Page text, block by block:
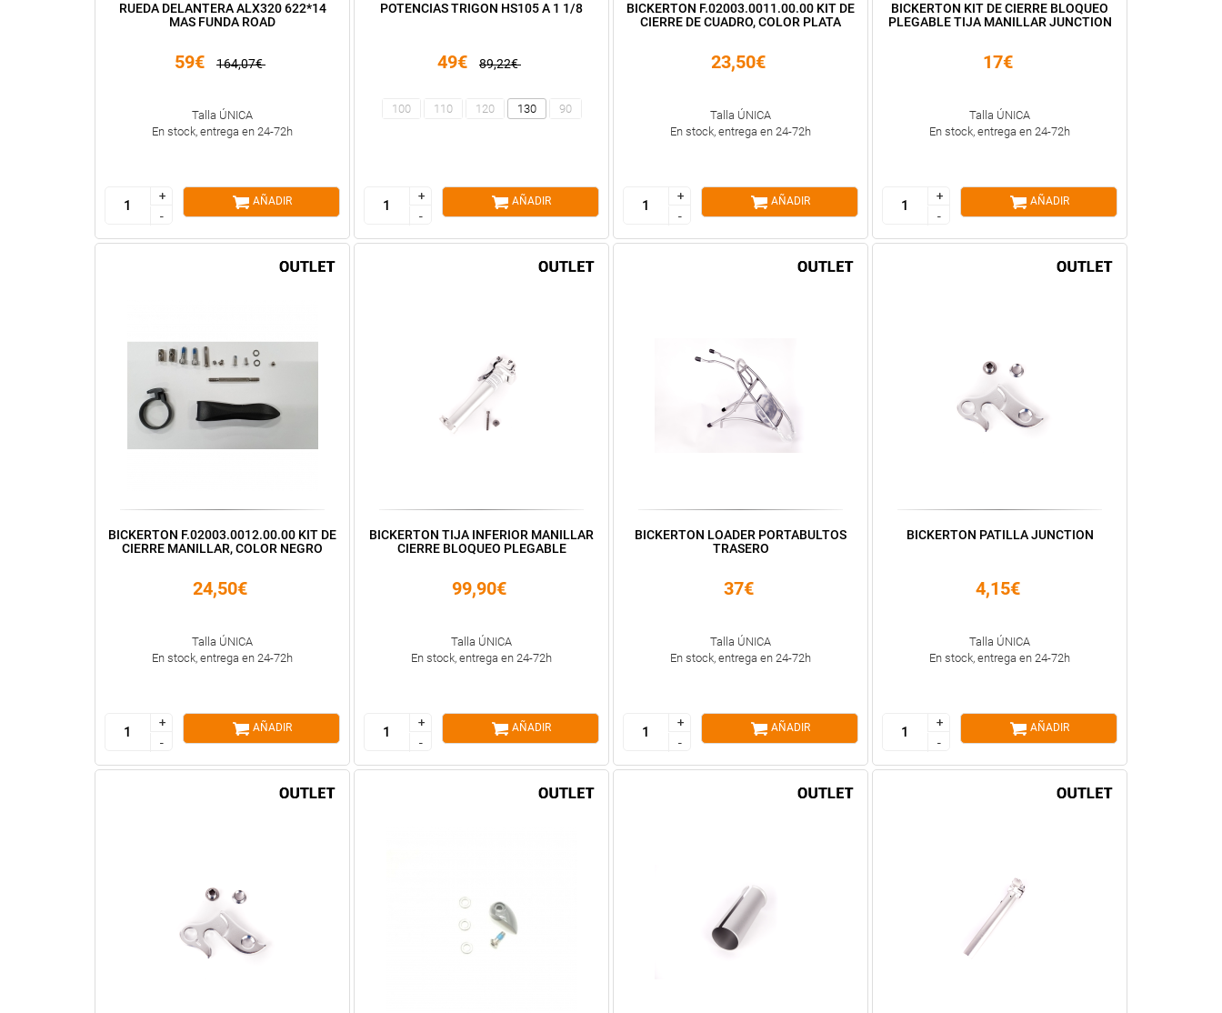
RUEDA DELANTERA ALX320 622*14
MAS FUNDA ROAD
59€ 164,07€
Talla ÚNICA
En stock, entrega en 24-72h
+
-
+
-
AÑADIR
POTENCIAS TRIGON HS105 A 1 1/8
49€ 89,22€
100 110 120 130 90
+
-
+
-
AÑADIR
BICKERTON F.02003.0011.00.00 KIT DE
CIERRE DE CUADRO, COLOR PLATA
23,50€
Talla ÚNICA
En stock, entrega en 24-72h
+
-
+
-
AÑADIR
BICKERTON KIT DE CIERRE BLOQUEO
PLEGABLE TIJA MANILLAR JUNCTION
17€
Talla ÚNICA
En stock, entrega en 24-72h
+
-
+
-
AÑADIR
BICKERTON F.02003.0012.00.00 KIT DE
CIERRE MANILLAR, COLOR NEGRO
24,50€
Talla ÚNICA
En stock, entrega en 24-72h
+
-
+
-
AÑADIR
BICKERTON TIJA INFERIOR MANILLAR
CIERRE BLOQUEO PLEGABLE
99,90€
Talla ÚNICA
En stock, entrega en 24-72h
+
-
+
-
AÑADIR
BICKERTON LOADER PORTABULTOS
TRASERO
37€
Talla ÚNICA
En stock, entrega en 24-72h
+
-
+
-
AÑADIR
BICKERTON PATILLA JUNCTION
4,15€
Talla ÚNICA
En stock, entrega en 24-72h
+
-
+
-
AÑADIR